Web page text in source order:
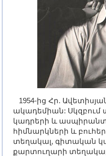
1954-ից Հր.
ակադեմիան: Սկզբում
կադրերի և
հիմնարկների և
տեղակալ, գիտական
քարտուղարի